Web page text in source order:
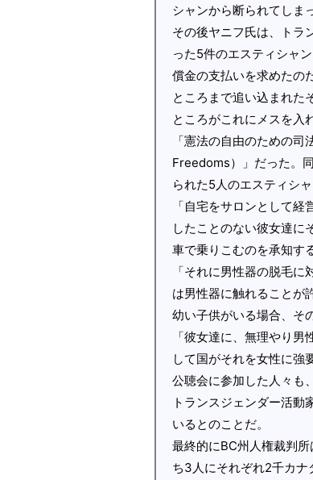
シャンから断られてしま
その後ヤニフ氏は、トラ
った5件のエスティシャ
償金の支払いを求めたの
ところまで追い込まれた
ところがこれにメスを入
「憲法の自由のための
Freedoms）」だった。
られた5人のエスティシ
「自宅をサロンとして
したことのない彼女達に
車で乗りこむのを承知す
「それに男性器の脱毛
は男性器に触れることが
幼い子供がいる場合、そ
「彼女達に、無理やり
して国がそれを女性に強
公聴会に参加した人々も
トランスジェンダー活動
いるとのことだ。
最終的にBC州人権裁判
ち3人にそれぞれ2千カナ